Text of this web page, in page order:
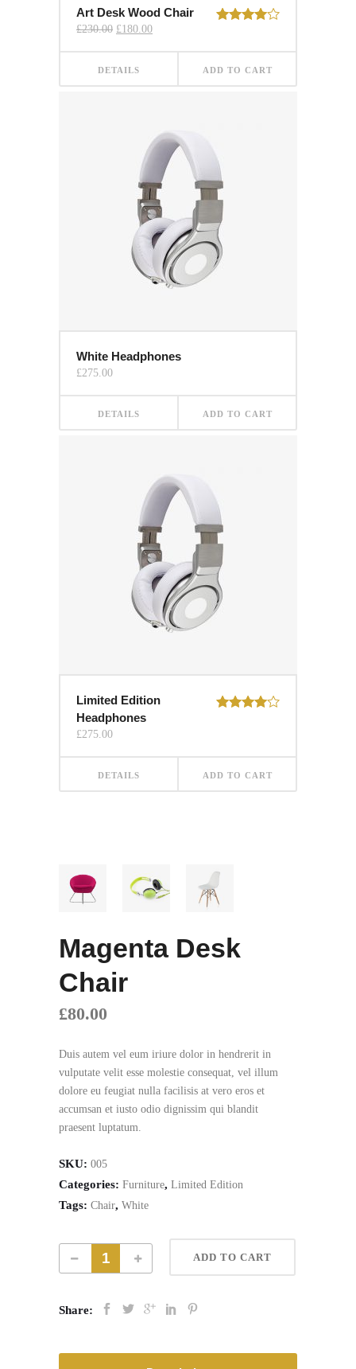
Art Desk Wood Chair
of 5
£230.00 Original
was:
£180.00Current
is:
DETAILS ADD TO CART
White Headphones
£275.00
DETAILS ADD TO CART
Limited Edition
Headphones
£275.00
DETAILS ADD TO CART
Magenta Desk
Chair
£80.00
Duis autem vel eum iriure dolor in hendrerit in
vulputate velit esse molestie consequat, vel illum
dolore eu feugiat nulla facilisis at vero eros et
accumsan et iusto odio dignissim qui blandit
praesent luptatum.
SKU: 005
Categories: Furniture, Limited Edition
Tags: Chair, White
ADD TO CART
Share: